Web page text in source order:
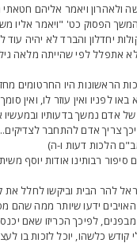
ויאמר אליהם חטאתי
הפסוק כט' "ויאמר אליו
יחדלון והברד לא יהיה עוד
לפי שהייתה מלאה
הראשונות היו החרטומים
ואין עוזר לו, ואין סומך
נמשך בדעותיו ובמעשיו אחר
צריך אדם להתחבר לצדיקים..
הלכות דעות ו-ה)
רבותינו אודות יוסף
להר הבית וביקשו לחלל את
ידעו שיותר ממה שהם
לפיכך הכריזו שאם יכנס
כלשהו, יוכל לזכות בו